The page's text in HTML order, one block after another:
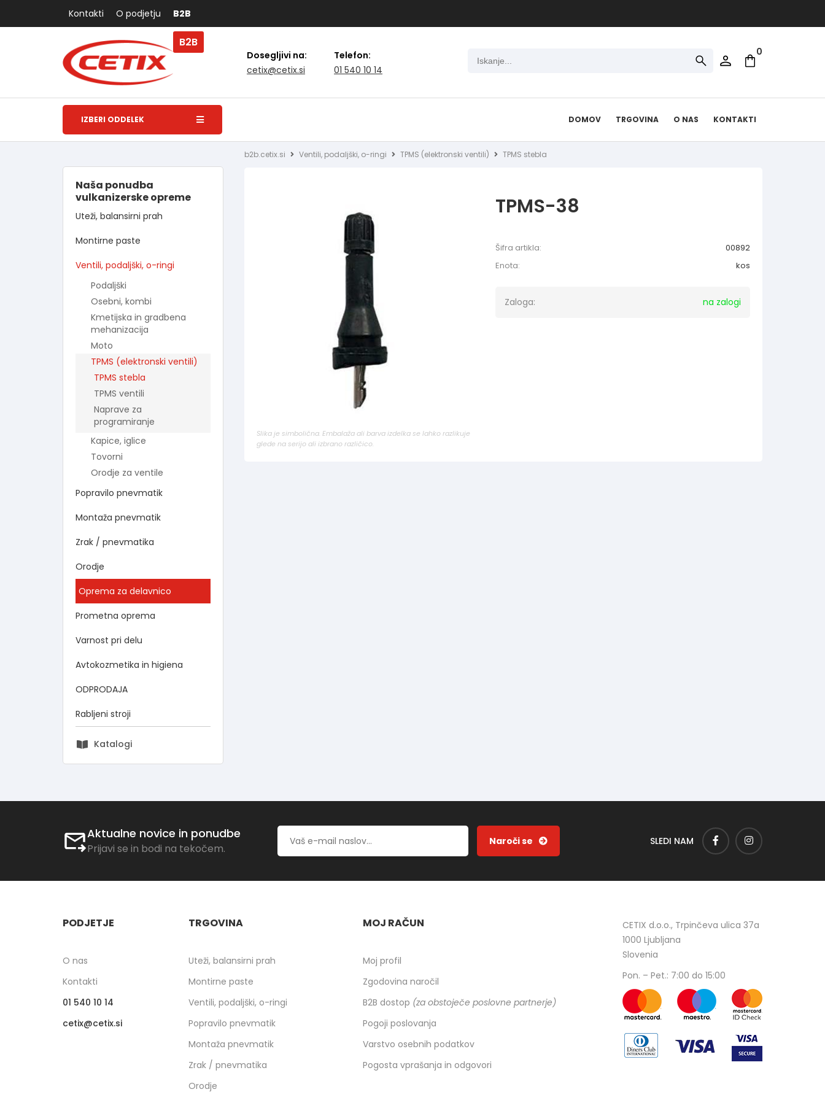
Kontakti O podjetju B2B
Dosegljivi na:
cetix
cetix.si
Telefon:
01 540 10 14
0
B2B
IZBERI ODDELEK DOMOV TRGOVINA O NAS KONTAKTI
Naša ponudba
vulkanizerske opreme
Uteži, balansirni prah
Montirne paste
Ventili, podaljški, o-ringi
Podaljški
Osebni, kombi
Kmetijska in gradbena
mehanizacija
Moto
TPMS (elektronski ventili)
TPMS stebla
TPMS ventili
Naprave za
programiranje
Kapice, iglice
Tovorni
Orodje za ventile
Popravilo pnevmatik
Montaža pnevmatik
Zrak / pnevmatika
Orodje
Oprema za delavnico
Prometna oprema
Varnost pri delu
Avtokozmetika in higiena
ODPRODAJA
Rabljeni stroji
Katalogi
b2b.cetix.si Ventili, podaljški, o-ringi TPMS (elektronski ventili) TPMS stebla
TPMS-38
Slika je simbolična. Embalaža ali barva izdelka se lahko razlikuje
glede na serijo ali izbrano različico.
Šifra artikla:
00892
Enota:
kos
Zaloga: na zalogi
Aktualne novice in ponudbe
Prijavi se in bodi na tekočem.
SLEDI NAM
PODJETJE
O nas
Kontakti
01 540 10 14
cetix
cetix.si
TRGOVINA
Uteži, balansirni prah
Montirne paste
Ventili, podaljški, o-ringi
Popravilo pnevmatik
Montaža pnevmatik
Zrak / pnevmatika
Orodje
MOJ RAČUN
Moj profil
Zgodovina naročil
B2B dostop (za obstoječe poslovne partnerje)
Pogoji poslovanja
Varstvo osebnih podatkov
Pogosta vprašanja in odgovori
CETIX d.o.o., Trpinčeva ulica 37a
1000 Ljubljana
Slovenia
Pon. – Pet.: 7:00 do 15:00